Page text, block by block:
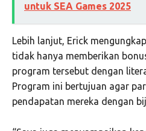
untuk SEA Games 2025
Lebih lanjut, Erick
tidak hanya memberikan
program tersebut dengan
Program ini bertujuan agar
pendapatan mereka dengan